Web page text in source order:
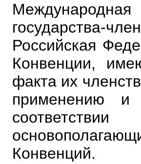
государства-
Российская
Конвенции,
факта их
применению и
Конвенций.